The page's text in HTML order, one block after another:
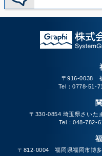
〒916-0038
Tel：0778-51-
〒330-0854 埼玉県さいた
Tel：048-782-
〒812-0004 福岡県福岡市博